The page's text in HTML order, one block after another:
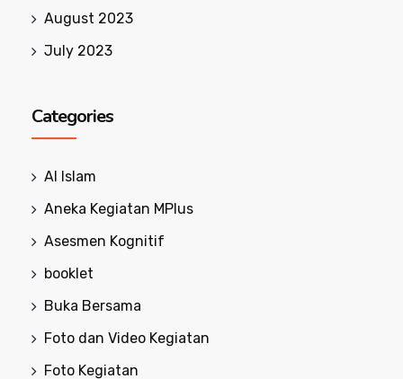
August 2023
July 2023
Categories
Al Islam
Aneka Kegiatan MPlus
Asesmen Kognitif
booklet
Buka Bersama
Foto dan Video Kegiatan
Foto Kegiatan